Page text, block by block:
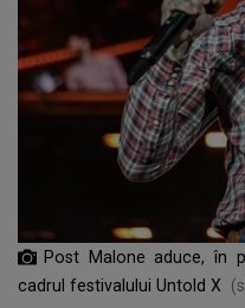
Post Malone aduce, în
cadrul festivalului Untold X